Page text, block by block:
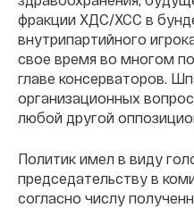
фракции ХДС/ХСС в
внутрипартийного
свое время во многом
главе консерваторов.
организационных
любой другой
Политик имел в виду
председательству в
согласно числу